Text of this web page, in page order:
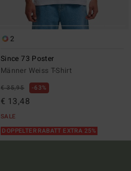
2
Since 73 Poster
Männer Weiss T-Shirt
€ 35,95 63%
€ 13,48
SALE
DOPPELTER RABATT EXTRA 25%